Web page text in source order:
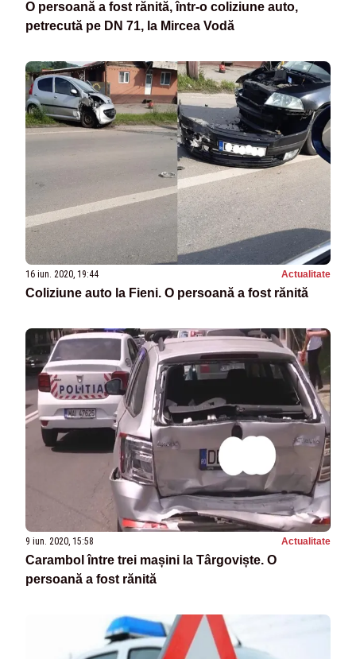
O persoană a fost rănită, într-o coliziune auto,
petrecută pe DN 71, la Mircea Vodă
16 iun. 2020, 19:44 Actualitate
Coliziune auto la Fieni. O persoană a fost rănită
9 iun. 2020, 15:58 Actualitate
Carambol între trei mașini la Târgoviște. O
persoană a fost rănită